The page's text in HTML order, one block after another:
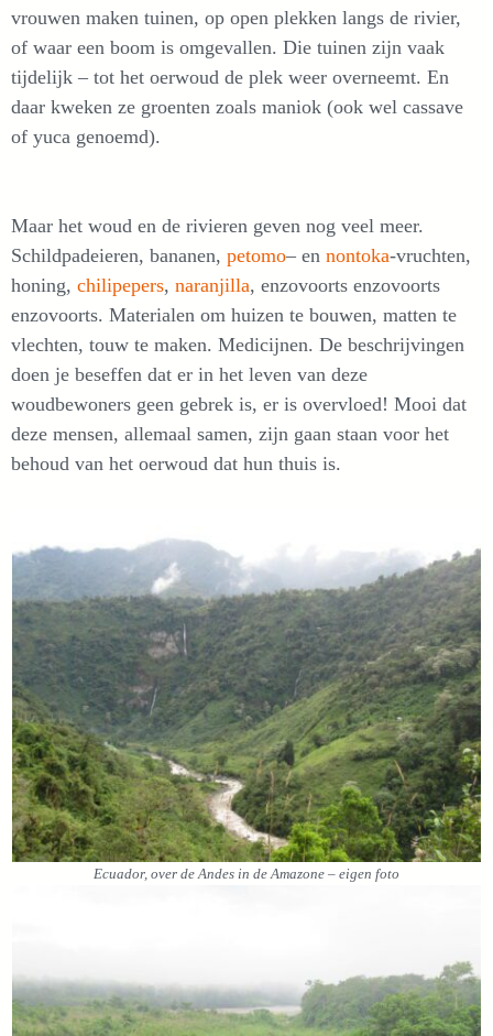
vrouwen maken tuinen, op open plekken langs de rivier,
of waar een boom is omgevallen. Die tuinen zijn vaak
tijdelijk – tot het oerwoud de plek weer overneemt. En
daar kweken ze groenten zoals maniok (ook wel cassave
of yuca genoemd).
Maar het woud en de rivieren geven nog veel meer.
Schildpadeieren, bananen, petomo– en nontoka-vruchten,
honing, chilipepers, naranjilla, enzovoorts enzovoorts
enzovoorts. Materialen om huizen te bouwen, matten te
vlechten, touw te maken. Medicijnen. De beschrijvingen
doen je beseffen dat er in het leven van deze
woudbewoners geen gebrek is, er is overvloed! Mooi dat
deze mensen, allemaal samen, zijn gaan staan voor het
behoud van het oerwoud dat hun thuis is.
Ecuador, over de Andes in de Amazone – eigen foto